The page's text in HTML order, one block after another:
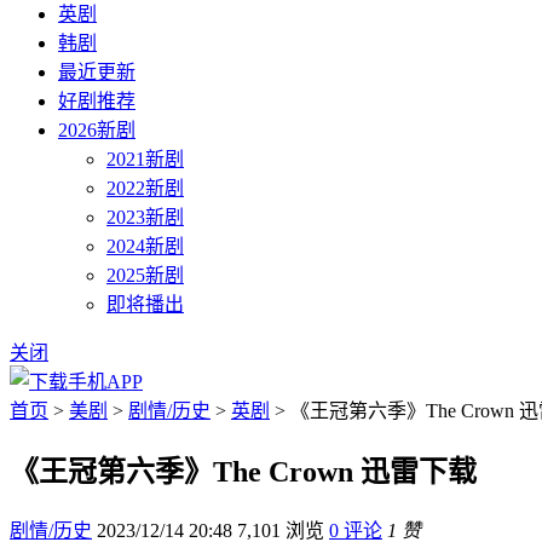
英剧
韩剧
最近更新
好剧推荐
2026新剧
2021新剧
2022新剧
2023新剧
2024新剧
2025新剧
即将播出
关闭
首页 > 美剧 > 剧情/历史 > 英剧 > 《王冠第六季》The Crown
《王冠第六季》The Crown 迅雷下载
剧情/历史 2023/12/14 20:48 7,101 浏览 0 评论 1 赞